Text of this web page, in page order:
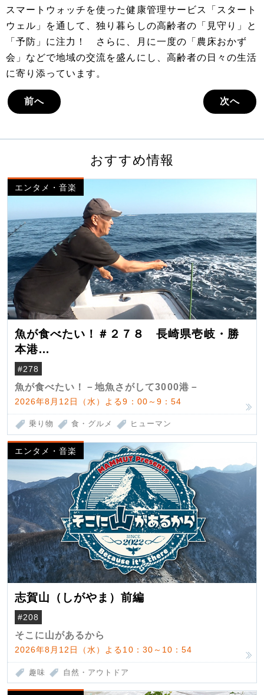
スマートウォッチを使った健康管理サービス「スタート
ウェル」を通して、独り暮らしの高齢者の「見守り」と
「予防」に注力！ さらに、月に一度の「農床おかず
会」などで地域の交流を盛んにし、高齢者の日々の生活
に寄り添っています。
前へ 次へ
おすすめ情報
エンタメ・音楽
魚が食べたい！＃２７８ 長崎県壱岐・勝
本港
（クロマグロ）
#278
魚が食べたい！－地魚さがして3000港－
2026年8月12日（水）よる9：00～9：54
乗り物 食・グルメ ヒューマン
エンタメ・音楽
志賀山（しがやま）前編
#208
そこに山があるから
2026年8月12日（水）よる10：30～10：54
趣味 自然・アウトドア